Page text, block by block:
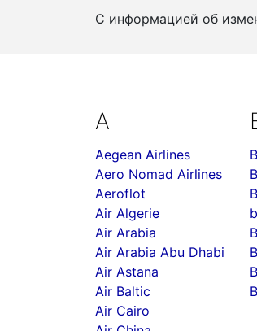
С информацией об
A
Aegean Airlines
Aero Nomad Airlines
Aeroflot
Air Algerie
Air Arabia
Air Arabia Abu Dhabi
Air Astana
Air Baltic
Air Cairo